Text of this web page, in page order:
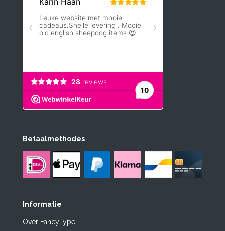
Betaalmethodes
Informatie
Over FancyType